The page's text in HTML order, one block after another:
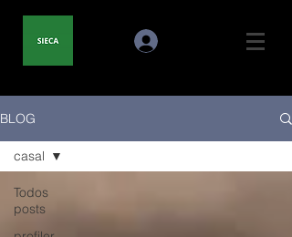
BLOG
Todos
posts
casal